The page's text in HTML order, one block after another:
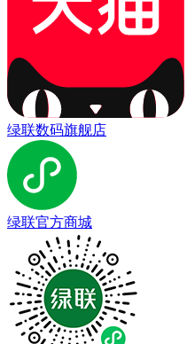
绿联数码旗舰店
绿联官方商城